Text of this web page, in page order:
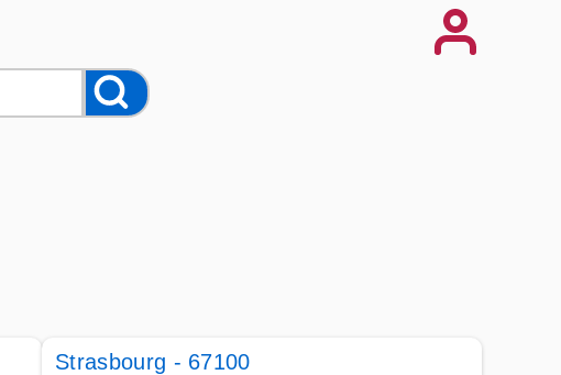
Strasbourg - 67100